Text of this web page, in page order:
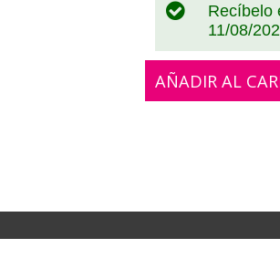
Recíbelo
11/08/
AÑADIR AL